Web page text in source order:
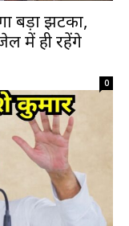
बड़ा झटका,
में ही रहेंगे
0